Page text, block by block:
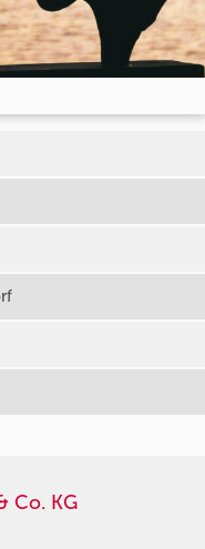
Co. KG